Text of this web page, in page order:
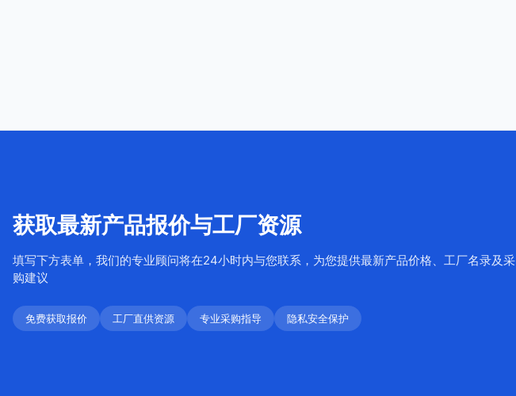
获取最新产品报价与工厂资源
填写下方表单，我们的专业顾问将在24小时内与您联系，为您提供最新产品价格、工厂名录及采
购建议
免费获取报价 工厂直供资源 专业采购指导 隐私安全保护